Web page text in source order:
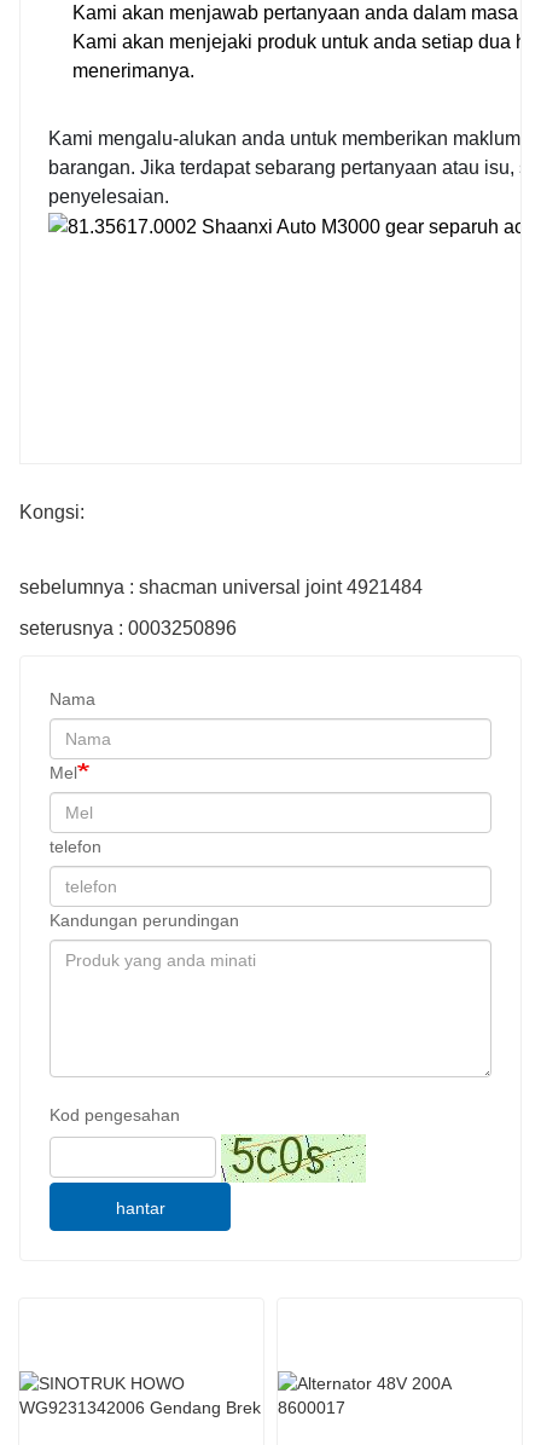
Kami akan menjawab pertanyaan anda dalam masa
Kami akan menjejaki produk untuk anda setiap dua
menerimanya.
Kami mengalu-alukan anda untuk memberikan maklum
barangan. Jika terdapat sebarang pertanyaan atau isu,
penyelesaian.
Kongsi:
sebelumnya : shacman universal joint 4921484
seterusnya : 0003250896
Nama
Mel
telefon
Kandungan perundingan
Kod pengesahan
hantar